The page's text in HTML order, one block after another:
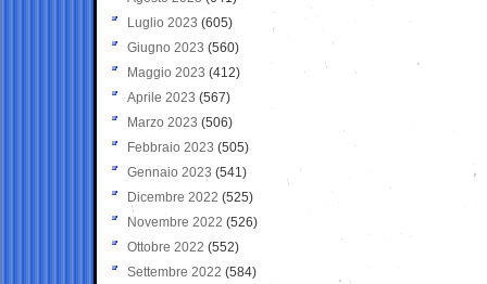
Luglio 2023 (605)
Giugno 2023 (560)
Maggio 2023 (412)
Aprile 2023 (567)
Marzo 2023 (506)
Febbraio 2023 (505)
Gennaio 2023 (541)
Dicembre 2022 (525)
Novembre 2022 (526)
Ottobre 2022 (552)
Settembre 2022 (584)